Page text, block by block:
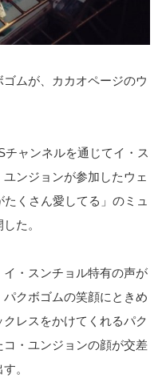
ムが、カカオページのウ
チャンネルを通じてイ・ス
ンジョンが参加したウェ
くさん愛してる」のミュ
た。
・スンチョル特有の声が
クボゴムの笑顔にときめ
レスをかけてくれるパク
・ユンジョンの顔が交差
。